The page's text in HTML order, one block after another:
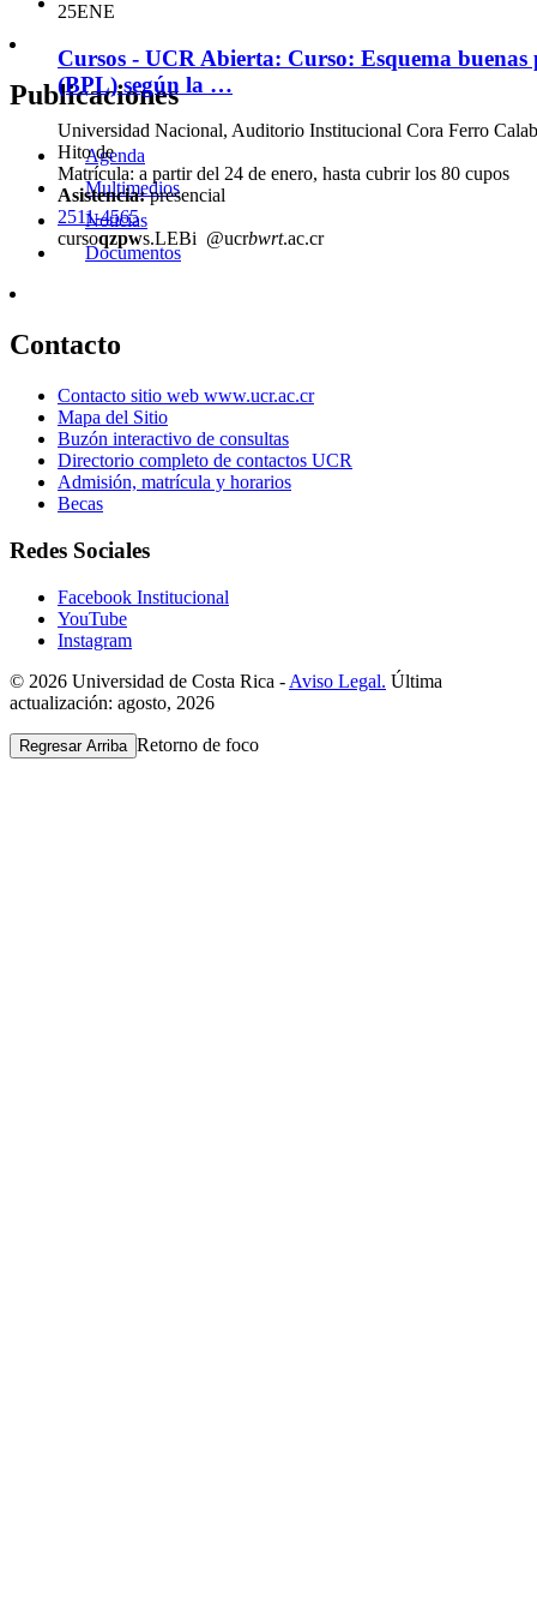
25ENE
Cursos - UCR Abierta: Curso: Esquema
(BPL) según la …
Universidad Nacional, Auditorio Institucional Cora Ferro
Hito de
Matrícula: a partir del 24 de enero, hasta cubrir los 80 cupos
Asistencia:presencial
2511-4565
cursoqzpws.LEBi @ucrbwrt.ac.cr
Publicaciones
Agenda
Multimedios
Noticias
Documentos
Contacto
Contacto sitio web www.ucr.ac.cr
Mapa del Sitio
Buzón interactivo de consultas
Directorio completo de contactos UCR
Admisión, matrícula y horarios
Becas
Redes Sociales
Facebook Institucional
YouTube
Instagram
© 2026 Universidad de Costa Rica - Aviso Legal. Última
actualización: agosto, 2026
Regresar Arriba Retorno de foco